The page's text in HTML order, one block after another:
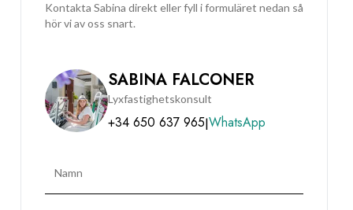
Kontakta Sabina direkt eller fyll i formuläret nedan så
hör vi av oss snart.
SABINA FALCONER
Lyxfastighetskonsult
+34 650 637 965|WhatsApp